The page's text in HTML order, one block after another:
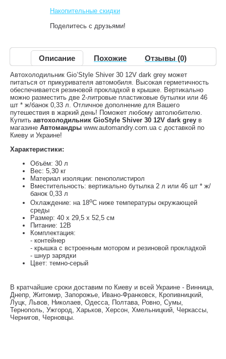
Накопительные скидки
Поделитесь с друзьями!
Описание Похожие Отзывы (0)
Автохолодильник Gio’Style Shiver 30 12V dark grey может
питаться от прикуривателя автомобиля. Высокая герметичность
обеспечивается резиновой прокладкой в крышке. Вертикально
можно разместить две 2-литровые пластиковые бутылки или 46
шт * ж/банок 0,33 л. Отличное дополнение для Вашего
путешествия в жаркий день! Поможет любому автолюбителю.
Купить автохолодильник GioStyle Shiver 30 12V dark grey в
магазине Автомандры www.automandry.com.ua с доставкой по
Киеву и Украине!
Характеристики:
Объём: 30 л
Вес: 5,30 кг
Материал изоляции: пенополистирол
Вместительность: вертикально бутылка 2 л или 46 шт * ж/
банок 0,33 л
Охлаждение: на 18оС ниже температуры окружающей
среды
Размер: 40 х 29,5 х 52,5 см
Питание: 12В
Комплектация:
- контейнер
- крышка с встроенным мотором и резиновой прокладкой
- шнур зарядки
Цвет: темно-серый
В кратчайшие сроки доставим по Киеву и всей Украине - Винница,
Днепр, Житомир, Запорожье, Ивано-Франковск, Кропивницкий,
Луцк, Львов, Николаев, Одесса, Полтава, Ровно, Сумы,
Тернополь, Ужгород, Харьков, Херсон, Хмельницкий, Черкассы,
Чернигов, Черновцы.